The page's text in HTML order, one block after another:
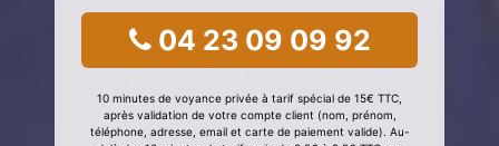
04 23 09 09 92
10 minutes de voyance privée à tarif spécial de 15€ TTC,
après validation de votre compte client (nom, prénom,
téléphone, adresse, email et carte de paiement valide). Au-